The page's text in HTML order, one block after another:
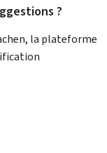
?
la plateforme